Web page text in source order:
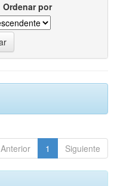
Ordenar por
Anterior 1 Siguiente